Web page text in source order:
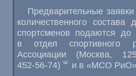
Предварительные
количественного
спортсменов подаются
в отдел спортивного
Ассоциации (Москва,
452-56-74)
и в «МСО